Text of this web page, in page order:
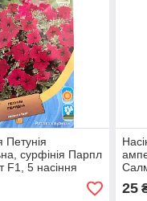
Петунія
сурфінія Парпл
F1, 5 насіння
Агропак
25